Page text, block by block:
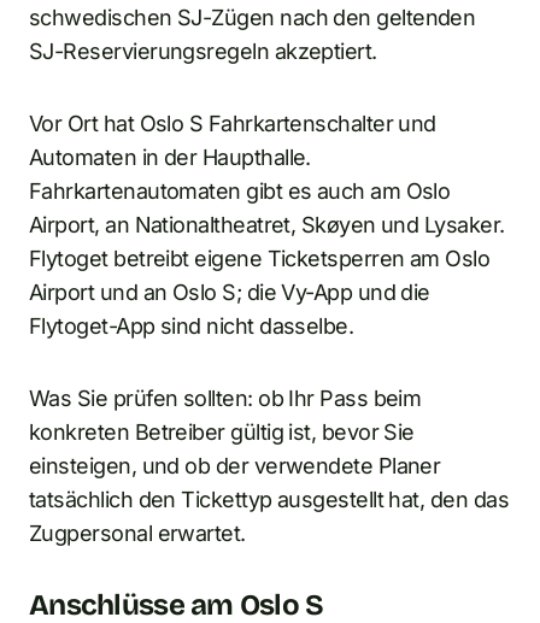
schwedischen SJ-Zügen nach den geltenden
SJ-Reservierungsregeln akzeptiert.
Vor Ort hat Oslo S Fahrkartenschalter und
Automaten in der Haupthalle.
Fahrkartenautomaten gibt es auch am Oslo
Airport, an Nationaltheatret, Skøyen und Lysaker.
Flytoget betreibt eigene Ticketsperren am Oslo
Airport und an Oslo S; die Vy-App und die
Flytoget-App sind nicht dasselbe.
Was Sie prüfen sollten: ob Ihr Pass beim
konkreten Betreiber gültig ist, bevor Sie
einsteigen, und ob der verwendete Planer
tatsächlich den Tickettyp ausgestellt hat, den das
Zugpersonal erwartet.
Anschlüsse am Oslo S